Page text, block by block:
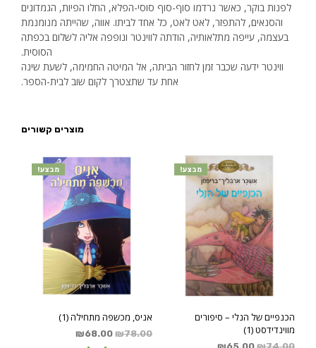
לפנות בוקר, כאשר נרדמו סוף-סוף סוסי-הפלא, החלו הפיות, הגמדונים
והסנאים, להתפזר, לאט לאט, כל אחד לביתו. אווה, שהייתה מנומנמת
בעצמה, עייפה מתלאותיה, הודתה לווינטר ונופפה אליה לשלום בכפתה
הסוסית.
ווינטר ידעה שכבר זמן לחזור הביתה, אל המיטה החמימה, לשעת שינה
אחת עד שתצטרך לקום שוב לבית-הספר.
מוצרים קשורים
מבצע!
הכנפיים של הנלי – סיפורים
מווינדידסט (1)
המחיר
המחיר
מבצע!
אניס, מכשפה מתחילה (1)
₪78.00
המחיר ₪68.00
המחיר